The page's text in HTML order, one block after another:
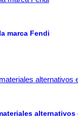
marca Fendi
alternativos